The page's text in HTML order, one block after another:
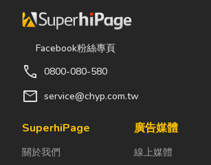
「沙鹿」。 很
多人實際到沙
鹿走一趟後才
沙鹿，真的和
以前不一樣
通變方便，生
越成熟，加上
書」。這讓不
什麼？我們公
真的需要找
嗎？」 其
Facebook粉絲專頁
call 0800-080-580
mail service@chyp.com.tw
SuperhiPage
關於我們
廣告媒體
線上媒體